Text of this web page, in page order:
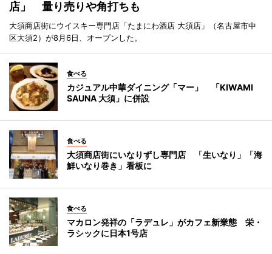
店」 量り売りや角打ちも
大須商店街にウイスキー専門店「たまにわ酒店 大須店」（名古屋市中
区大須2）が8月6日、オープンした。
食べる
カジュアル中華ダイニング「マー」 「KIWAMI
SAUNA 大須」に併設
食べる
大須商店街にいなりずし専門店 「生いなり」「海
鮮いなり巻き」看板に
食べる
マカロン発祥の「ラデュレ」がカフェ新業態 栄・
ラシックに日本1号店